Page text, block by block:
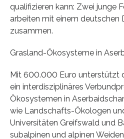
qualifizieren kann: Zwei junge
arbeiten mit einem deutschen
zusammen.
Grasland-Ökosysteme in
Mit 600.000 Euro unterstützt
ein interdisziplinäres
Ökosystemen in
wie Landschafts-Ökologen
Universitäten Greifswald und
subalpinen und alpinen